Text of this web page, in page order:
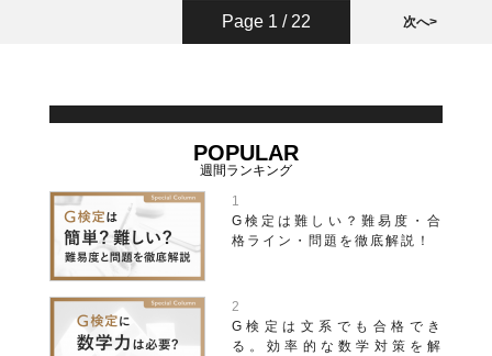
Page 1 / 22 次へ>
POPULAR
G検定は難しい？難易度・合
格ライン・問題を徹底解説！
G検定は文系でも合格でき
る。効率的な数学対策を解